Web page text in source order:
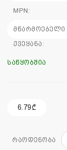
MPN:
მწარმოებელი
ქვეყანა:
საწყობშია
6.79₾
რაოდენობა